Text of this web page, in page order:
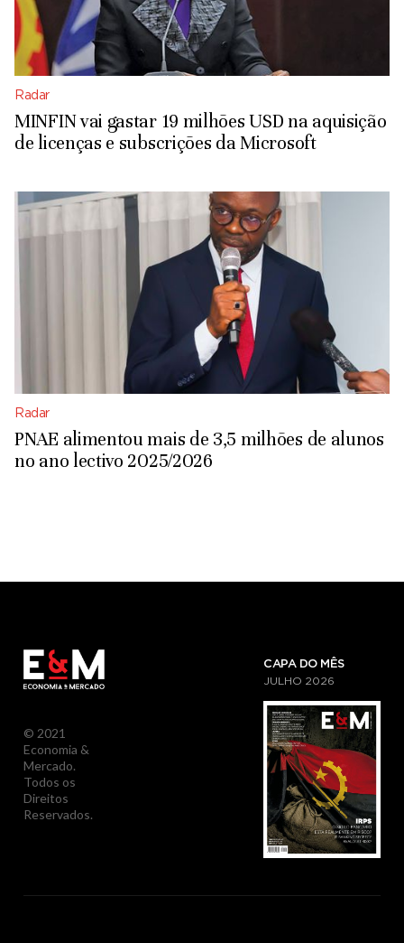
Radar
MINFIN vai gastar 19 milhões USD na aquisição
de licenças e subscrições da Microsoft
Radar
PNAE alimentou mais de 3,5 milhões de alunos
no ano lectivo 2025/2026
© 2021
Economia &
Mercado.
Todos os
Direitos
Reservados.
CAPA DO MÊS
JULHO 2026